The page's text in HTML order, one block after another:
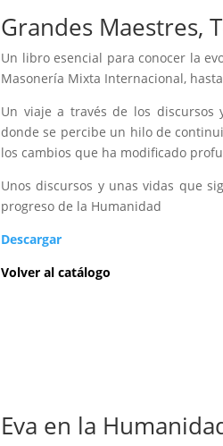
Grandes Maestres,
Un libro esencial para conocer la
Masonería Mixta Internacional,
Un viaje a través de los discursos
donde se percibe un hilo de
los cambios que ha modificado
Unos discursos y unas vidas que
progreso de la Humanidad
Descargar
Volver al catálogo
Eva en la